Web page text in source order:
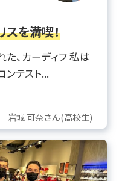
スを満喫！
、カーディフ 私は
ンテスト...
岩城 可奈さん(高校生)